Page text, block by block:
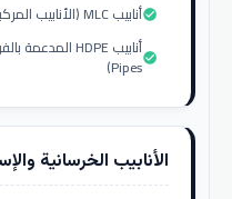
أنابيب MLC (الأنابيب المركبة متعددة الطبقات) (MLC Pipes)check_circle
Pipes)check_circle
الأنابيب الخرسانية